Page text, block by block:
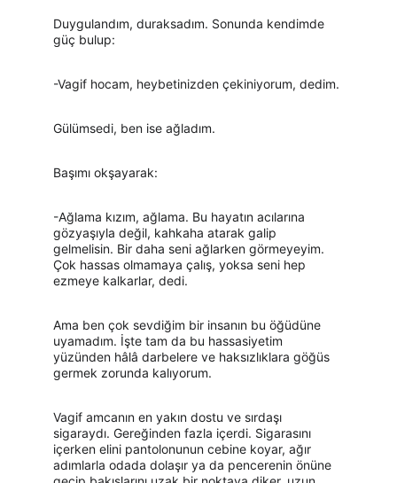
Duygulandım, duraksadım. Sonunda kendimde
güç bulup:
-Vagif hocam, heybetinizden çekiniyorum, dedim.
Gülümsedi, ben ise ağladım.
Başımı okşayarak:
-Ağlama kızım, ağlama. Bu hayatın acılarına
gözyaşıyla değil, kahkaha atarak galip
gelmelisin. Bir daha seni ağlarken görmeyeyim.
Çok hassas olmamaya çalış, yoksa seni hep
ezmeye kalkarlar, dedi.
Ama ben çok sevdiğim bir insanın bu öğüdüne
uyamadım. İşte tam da bu hassasiyetim
yüzünden hâlâ darbelere ve haksızlıklara göğüs
germek zorunda kalıyorum.
Vagif amcanın en yakın dostu ve sırdaşı
sigaraydı. Gereğinden fazla içerdi. Sigarasını
içerken elini pantolonunun cebine koyar, ağır
adımlarla odada dolaşır ya da pencerenin önüne